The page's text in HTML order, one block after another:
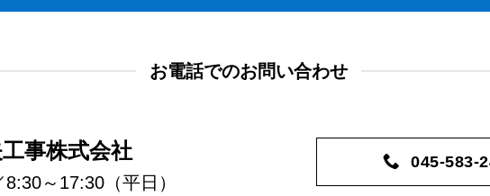
お電話でのお問い合わせ
事株式会社
～17:30（平日）
045-583-